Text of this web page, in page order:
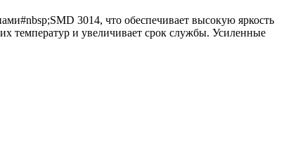
3014, что обеспечивает высокую яркость
температур и увеличивает срок службы. Усиленные